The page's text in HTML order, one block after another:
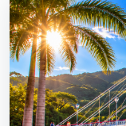
Ibagué
3 h 30 min aprox.